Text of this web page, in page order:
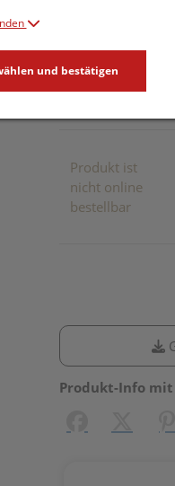
Dieses
Produkt ist
nicht online
bestellbar
Produkt-Info
und bestätigen